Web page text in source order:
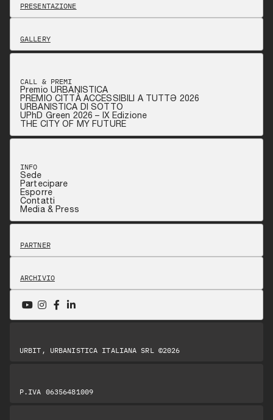
PRESENTAZIONE
GALLERY
CALL & PREMI
Premio URBANISTICA
PREMIO CITTÀ ACCESSIBILI A TUTTƏ 2026
URBANISTICA DI SOTTO
UPhD Green 2026 – IX Edizione
THE CITY OF MY FUTURE
INFO
Sede
Partecipare
Esporre
Contatti
Media & Press
PARTNER
ARCHIVIO
URBIT, URBANISTICA ITALIANA SRL ©2026
P.IVA 06356481009